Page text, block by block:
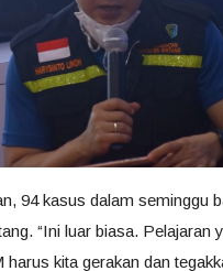
94 kasus dalam seminggu
“Ini luar biasa. Pelajaran
harus kita gerakan dan